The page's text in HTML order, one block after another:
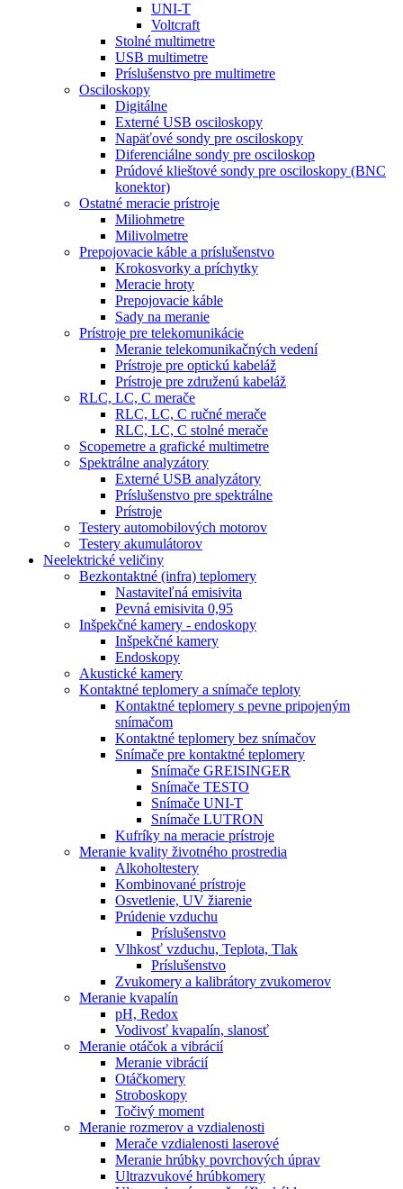
UNI-T
Voltcraft
Stolné multimetre
USB multimetre
Príslušenstvo pre multimetre
Osciloskopy
Digitálne
Externé USB osciloskopy
Napäťové sondy pre osciloskopy
Diferenciálne sondy pre osciloskop
Prúdové klieštové sondy pre osciloskopy (BNC
konektor)
Ostatné meracie prístroje
Miliohmetre
Milivolmetre
Prepojovacie káble a príslušenstvo
Krokosvorky a príchytky
Meracie hroty
Prepojovacie káble
Sady na meranie
Prístroje pre telekomunikácie
Meranie telekomunikačných vedení
Prístroje pre optickú kabeláž
Prístroje pre združenú kabeláž
RLC, LC, C merače
RLC, LC, C ručné merače
RLC, LC, C stolné merače
Scopemetre a grafické multimetre
Spektrálne analyzátory
Externé USB analyzátory
Príslušenstvo pre spektrálne
Prístroje
Testery automobilových motorov
Testery akumulátorov
Neelektrické veličiny
Bezkontaktné (infra) teplomery
Nastaviteľná emisivita
Pevná emisivita 0,95
Inšpekčné kamery - endoskopy
Inšpekčné kamery
Endoskopy
Akustické kamery
Kontaktné teplomery a snímače teploty
Kontaktné teplomery s pevne pripojeným
snímačom
Kontaktné teplomery bez snímačov
Snímače pre kontaktné teplomery
Snímače GREISINGER
Snímače TESTO
Snímače UNI-T
Snímače LUTRON
Kufríky na meracie prístroje
Meranie kvality životného prostredia
Alkoholtestery
Kombinované prístroje
Osvetlenie, UV žiarenie
Prúdenie vzduchu
Príslušenstvo
Vlhkosť vzduchu, Teplota, Tlak
Príslušenstvo
Zvukomery a kalibrátory zvukomerov
Meranie kvapalín
pH, Redox
Vodivosť kvapalín, slanosť
Meranie otáčok a vibrácií
Meranie vibrácií
Otáčkomery
Stroboskopy
Točivý moment
Meranie rozmerov a vzdialenosti
Merače vzdialenosti laserové
Meranie hrúbky povrchových úprav
Ultrazvukové hrúbkomery